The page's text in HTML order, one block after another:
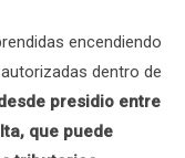
encendiendo
dentro de
presidio entre
que puede